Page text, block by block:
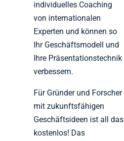
individuelles Coaching
von internationalen
Experten und können so
Ihr Geschäftsmodell und
Ihre Präsentationstechnik
verbessern.
Für Gründer und Forscher
mit zukunftsfähigen
Geschäftsideen ist all das
kostenlos! Das